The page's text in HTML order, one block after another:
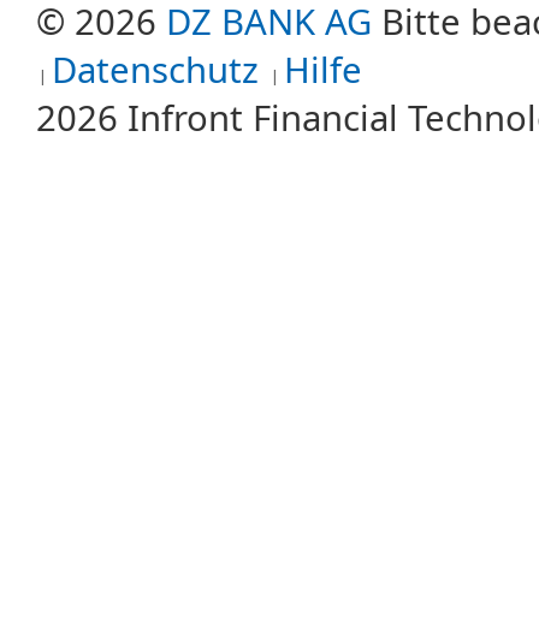
© 2026 DZ BANK AG Bitte
Datenschutz Hilfe
2026 Infront Financial